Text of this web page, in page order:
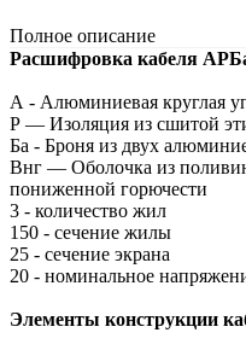
Полное описание
Расшифровка кабеля
А - Алюминиевая круглая
Р — Изоляция из сшитой
Ба - Броня из двух
Внг — Оболочка из
пониженной горючести
3 - количество жил
150 - сечение жилы
25 - сечение экрана
20 - номинальное
Элементы конструкции